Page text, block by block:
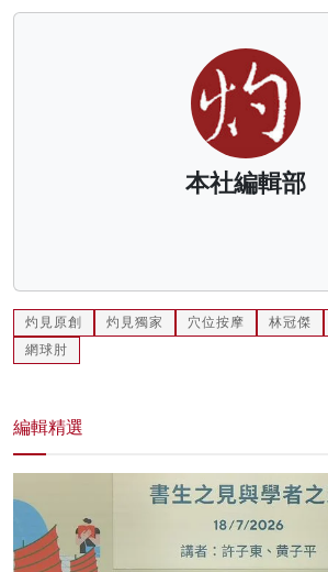
本社編輯部
灼見原創 灼見獨家 穴位按摩 林冠傑
網球肘
編輯精選